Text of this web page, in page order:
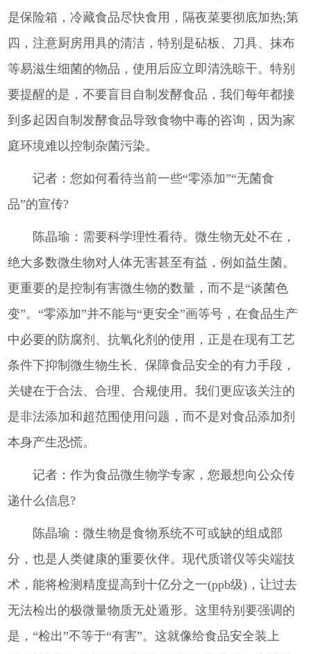
是保险箱，冷藏食品尽快食用，隔夜菜要彻底加热;第
四，注意厨房用具的清洁，特别是砧板、刀具、抹布
等易滋生细菌的物品，使用后应立即清洗晾干。特别
要提醒的是，不要盲目自制发酵食品，我们每年都接
到多起因自制发酵食品导致食物中毒的咨询，因为家
庭环境难以控制杂菌污染。
记者：您如何看待当前一些“零添加”“无菌食
品”的宣传?
陈晶瑜：需要科学理性看待。微生物无处不在，
绝大多数微生物对人体无害甚至有益，例如益生菌。
更重要的是控制有害微生物的数量，而不是“谈菌色
变”。“零添加”并不能与“更安全”画等号，在食品生产
中必要的防腐剂、抗氧化剂的使用，正是在现有工艺
条件下抑制微生物生长、保障食品安全的有力手段，
关键在于合法、合理、合规使用。我们更应该关注的
是非法添加和超范围使用问题，而不是对食品添加剂
本身产生恐慌。
记者：作为食品微生物学专家，您最想向公众传
递什么信息?
陈晶瑜：微生物是食物系统不可或缺的组成部
分，也是人类健康的重要伙伴。现代质谱仪等尖端技
术，能将检测精度提高到十亿分之一(ppb级)，让过去
无法检出的极微量物质无处遁形。这里特别要强调的
是，“检出”不等于“有害”。这就像给食品安全装上